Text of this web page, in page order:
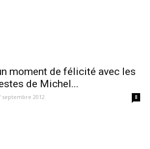
moment de félicité avec les
de Michel...
septembre 2012 8